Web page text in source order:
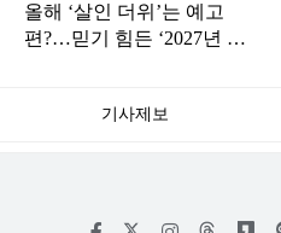
올해 ‘살인 더위’는 예고
편?…믿기 힘든 ‘2027년 여
기사제보